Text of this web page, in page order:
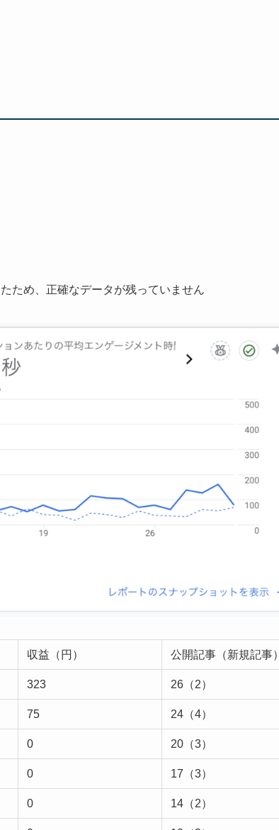
ため、正確なデータが残っていません
収益（円） 公開記事（新規記事）
323 26（2）
75 24（4）
0 20（3）
0 17（3）
0 14（2）